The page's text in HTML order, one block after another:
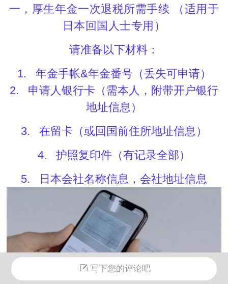
一，厚生年金一次退税所需手续 （适用于
日本回国人士专用）
请准备以下材料：
1. 年金手帐&年金番号（丢失可申请）
2. 申请人银行卡（需本人，附带开户银行
地址信息）
3. 在留卡（或回国前住所地址信息）
4. 护照复印件（有记录全部）
5. 日本会社名称信息，会社地址信息
写下您的评论吧